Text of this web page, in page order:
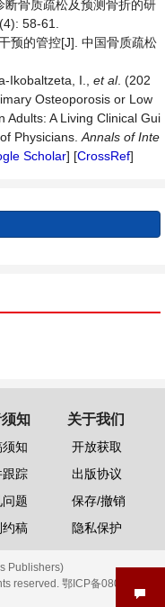
骨质疏松及预测骨折的研
58-61.
预的管控[J]. 中国骨质疏松
Ikobaltzeta, I., et al. (202
Osteoporosis or Low
Adults: A Living Clinical Gui
Physicians. Annals of Inte
Scholar] [CrossRef]
知
知
跟踪
题
约稿
关于我们
开放获取
出版协议
保存/撤销
隐私保护
Publishers)
reserved. 鄂ICP备08006613